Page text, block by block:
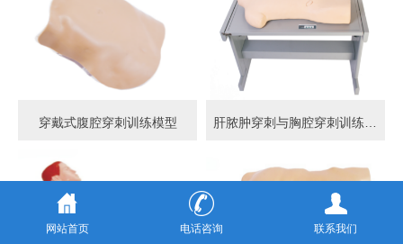
穿戴式腹腔穿刺训练模型
网站首页 电话咨询 联系我们